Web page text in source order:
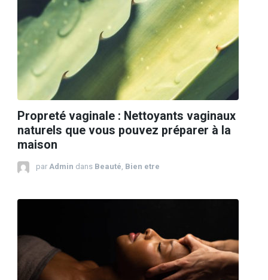
Propreté vaginale : Nettoyants vaginaux
naturels que vous pouvez préparer à la
maison
par Admin dans Beauté, Bien etre